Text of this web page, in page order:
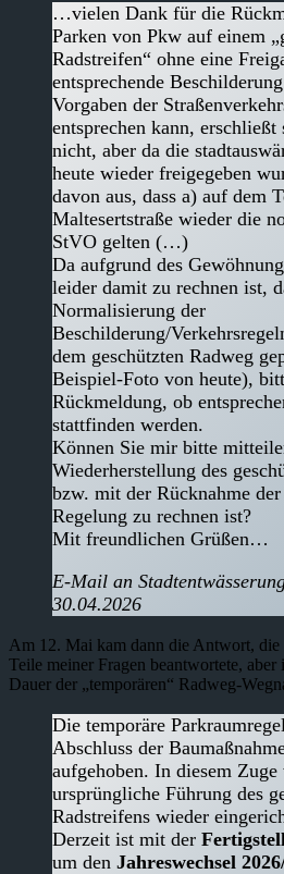
…vielen Dank für die
Parken von Pkw auf einem
Radstreifen“ ohne eine
entsprechende
Vorgaben der
entsprechen kann,
nicht, aber da die
heute wieder freigegeben
davon aus, dass a) auf dem
Maltesertstraße wieder die
StVO gelten (…)
Da aufgrund des
leider damit zu rechnen ist,
Normalisierung der
Beschilderung/
dem geschützten Radweg
Beispiel-Foto von heute),
Rückmeldung, ob
stattfinden werden.
Können Sie mir bitte
Wiederherstellung des
bzw. mit der Rücknahme
Regelung zu rechnen ist?
Mit freundlichen Grüßen…
E-Mail an
30.04.2026
Am 12. Mai kam dann die Antwort,
Teile meiner Fragen beantwortete,
Dauer der „temporären“ Radweg-
Die temporäre
Abschluss der
aufgehoben. In diesem
ursprüngliche Führung des
Radstreifens wieder
Derzeit ist mit der
um den Jahreswechsel